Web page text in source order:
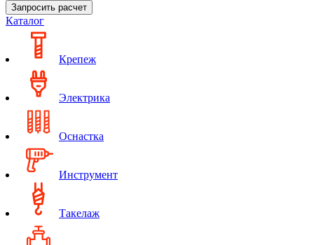
Запросить расчет
Каталог
Крепеж
Электрика
Оснастка
Инструмент
Такелаж